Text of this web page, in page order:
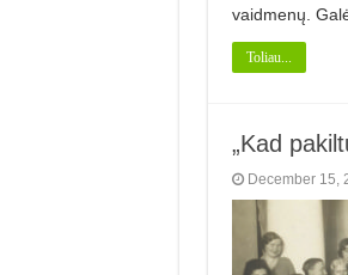
vaidmenų.
Toliau...
„Kad
December 15,